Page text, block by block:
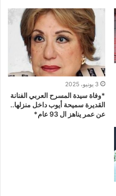
3 يونيو، 2025
*وفاة سيدة المسرح العربي الفنانة
القديرة سميحة أيوب داخل منزلها..
عن عمر يناهز ال 93 عام*